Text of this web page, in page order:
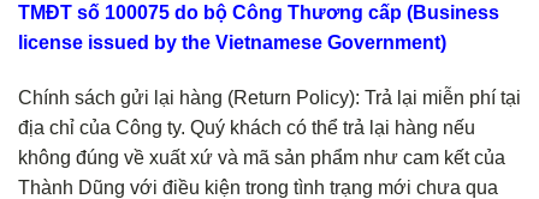
TMĐT số 100075 do bộ Công Thương cấp (Business
license issued by the Vietnamese Government)
Chính sách gửi lại hàng (Return Policy): Trả lại miễn phí tại
địa chỉ của Công ty. Quý khách có thể trả lại hàng nếu
không đúng về xuất xứ và mã sản phẩm như cam kết của
Thành Dũng với điều kiện trong tình trạng mới chưa qua